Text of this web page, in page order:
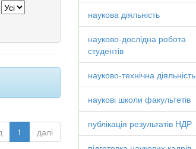
1 далі
наукова діяльність
науково-дослідна робота
студентів
науково-технічна діяльність
наукові школи факультетів
публікація результатів НДР